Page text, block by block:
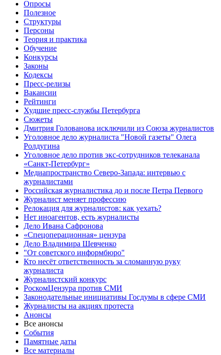
Опросы
Полезное
Структуры
Персоны
Теория и практика
Обучение
Конкурсы
Законы
Кодексы
Пресс-релизы
Вакансии
Рейтинги
Худшие пресс-службы Петербурга
Сюжеты
Дмитрия Голованова исключили из Союза журналистов
Уголовное дело журналиста "Новой газеты" Олега
Ролдугина
Уголовное дело против экс-сотрудников телеканала
«Санкт-Петербург»
Медиапространство Северо-Запада: интервью с
журналистами
Российская журналистика до и после Петра Первого
Журналист меняет профессию
Релокация для журналистов: как уехать?
Нет иноагентов, есть журналисты
Дело Ивана Сафронова
«Спецоперационная» цензура
Дело Владимира Шевченко
"От советского информбюро"
Кто несёт ответственность за сломанную руку
журналиста
Журналистский конкурс
РоскомЦензура против СМИ
Законодательные инициативы Госдумы в сфере СМИ
Журналисты на акциях протеста
Анонсы
Все анонсы
События
Памятные даты
Все материалы